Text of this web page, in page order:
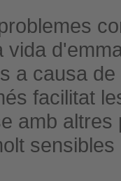
vida
a causa
facilitat
amb